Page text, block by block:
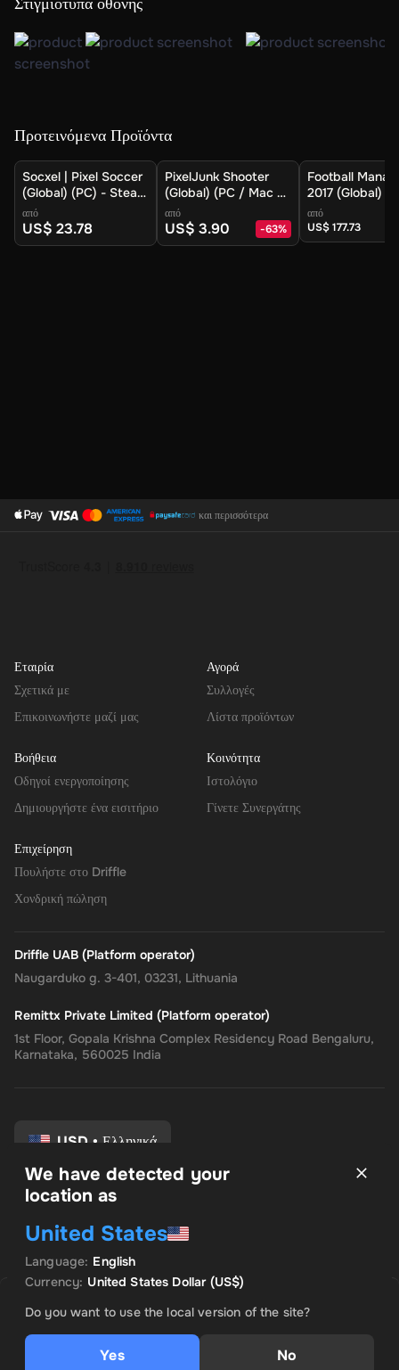
Προτεινόμενα Προϊόντα
Socxel | Pixel Soccer
(Global) (PC) - Steam
- Digital Key
από
US$ 23.78
PixelJunk Shooter
(Global) (PC / Mac /
Linux) - Steam -
Digital Key
από
US$ 3.90 -63%
Football
2017 (Global)
Mac / Linux) -
- Digital Key
από
US$ 177.73
Save 8% with Plus
US$ 17.41
ΠΡΟΚΕΙΜΕΝΗ ΠΡΟΣΦΟΡΑ
και περισσότερα
Εταιρία
Σχετικά με
Επικοινωνήστε μαζί μας
Αγορά
Συλλογές
Λίστα προϊόντων
Βοήθεια
Οδηγοί ενεργοποίησης
Δημιουργήστε ένα εισιτήριο
Κοινότητα
Ιστολόγιο
Γίνετε Συνεργάτης
Επιχείρηση
Πουλήστε στο Driffle
Χονδρική πώληση
Driffle UAB (Platform operator)
Naugarduko g. 3-401, 03231, Lithuania
Remittx Private Limited (Platform operator)
1st Floor, Gopala Krishna Complex Residency Road Bengaluru,
Karnataka, 560025 India
USD • Ελληνικά
Οροι και Προϋποθέσεις
Πολιτική Απορρήτου
Πολιτική επιστροφής
Προτιμήσεις συναίνεσης
We have detected your
location as
United States
Language: English
Currency: United States Dollar(US$)
Do you want to use the local version of the site?
Yes No